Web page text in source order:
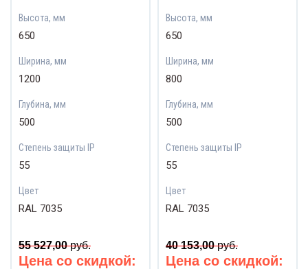
Высота, мм
650
Ширина, мм
1200
Глубина, мм
500
Степень защиты IP
55
Цвет
RAL 7035
55 527,00руб.
Цена со скидкой:
Высота, мм
650
Ширина, мм
800
Глубина, мм
500
Степень защиты IP
55
Цвет
RAL 7035
40 153,00руб.
Цена со скидкой: